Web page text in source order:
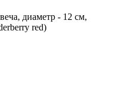
диаметр - 12 см,
red)